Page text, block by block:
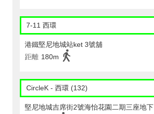
7-11 西環
港鐵堅尼地城站ket 3號舖
距離 180m
CircleK - 西環 (132)
堅尼地城吉席街2號海怡花園二期三座地下